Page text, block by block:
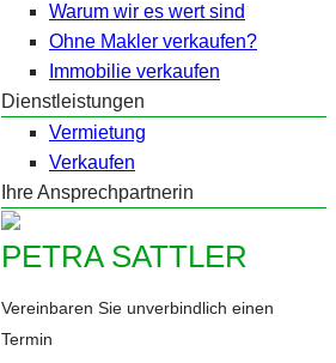
Warum wir es wert sind
Ohne Makler verkaufen?
Immobilie verkaufen
Dienstleistungen
Vermietung
Verkaufen
Ihre Ansprechpartnerin
PETRA SATTLER
Vereinbaren Sie unverbindlich einen
Termin